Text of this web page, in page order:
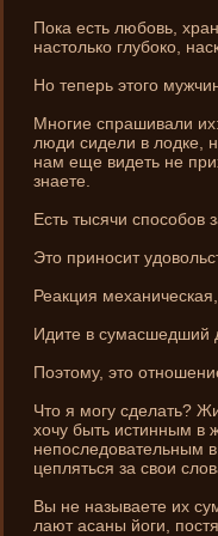
Пока есть любовь,
настолько глубоко,
Но теперь этого
Многие спрашивали
люди сиде­ли в лодке,
нам еще виде­ть не
знаете.
Есть тысячи способов
Это приносит
Реакция
Идите в сумасшедший
Поэтому, это
Что я могу сде­лать?
хочу быть истинным в
непоследовательным
цепляться за свои
Вы не называете их
лают асаны йоги,